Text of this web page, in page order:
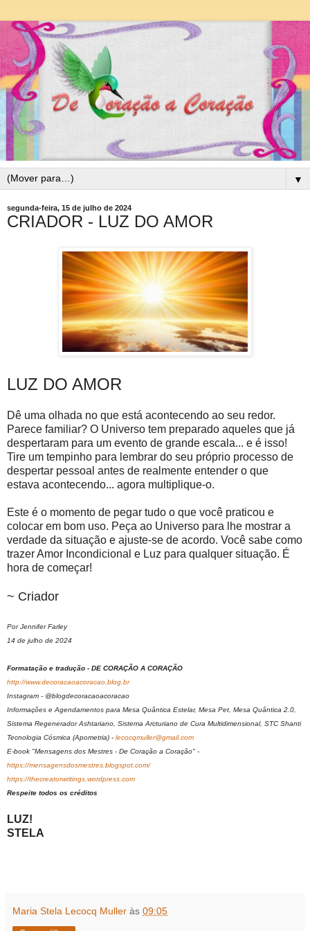
▼
segunda-feira, 15 de julho de 2024
CRIADOR - LUZ DO AMOR
LUZ DO AMOR
Dê uma olhada no que está acontecendo ao seu redor.
Parece familiar? O Universo tem preparado aqueles que já
despertaram para um evento de grande escala... e é isso!
Tire um tempinho para lembrar do seu próprio processo de
despertar pessoal antes de realmente entender o que
estava acontecendo... agora multiplique-o.
Este é o momento de pegar tudo o que você praticou e
colocar em bom uso. Peça ao Universo para lhe mostrar a
verdade da situação e ajuste-se de acordo. Você sabe como
trazer Amor Incondicional e Luz para qualquer situação. É
hora de começar!
~ Criador
Por Jennifer Farley
14 de julho de 2024
Formatação e tradução - DE CORAÇÃO A CORAÇÃO
http://www.decoracaoacoracao.blog.br
Instagram - @blogdecoracaoacoracao
Informações e Agendamentos para Mesa Quântica Estelar, Mesa Pet, Mesa Quântica 2.0,
Sistema Regenerador Ashtariano, Sistema Arcturiano de Cura Multidimensional, STC Shanti
Tecnologia Cósmica (Apometria) - lecocqmuller@gmail.com
E-book "Mensagens dos Mestres - De Coração a Coração" -
https://mensagensdosmestres.blogspot.com/
https://thecreatorwritings.wordpress.com
Respeite todos os créditos
LUZ!
STELA
Maria Stela Lecocq Muller às 09:05